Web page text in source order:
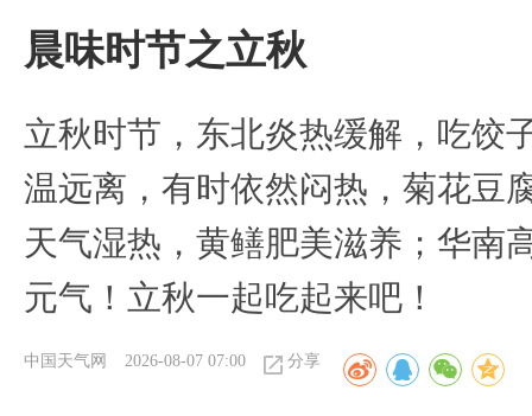
晨味时节之立秋
立秋时节，东北炎热缓解，吃饺
温远离，有时依然闷热，菊花豆
天气湿热，黄鳝肥美滋养；华南
元气！立秋一起吃起来吧！
中国天气网 2026-08-07 07:00 分享